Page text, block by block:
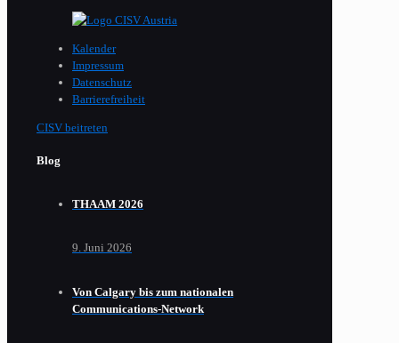
Kalender
Impressum
Datenschutz
Barrierefreiheit
CISV beitreten
Blog
THAAM 2026
9. Juni 2026
Von Calgary bis zum nationalen
Communications-Network